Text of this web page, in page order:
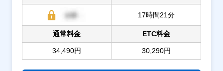
17時間21分
通常料金
34,490円
ETC料金
30,290円